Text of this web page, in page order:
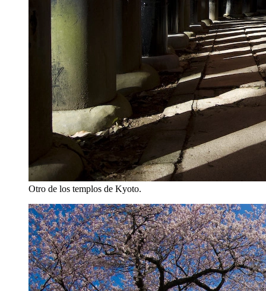
Otro de los templos de Kyoto.